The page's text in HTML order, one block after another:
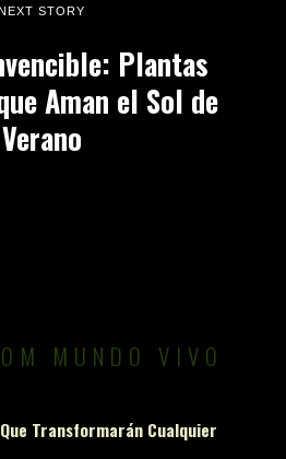
STORY
Plantas
Aman el Sol de
Verano
MUNDO VIVO
Transformarán Cualquier